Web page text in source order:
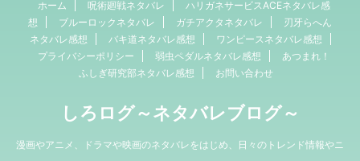
ホーム 呪術廻戦ネタバレ
ハリガネサービスACEネタバレ感
想
ブルーロックネタバレ ガチアクタネタバレ
刃牙らへん
ネタバレ感想
バキ道ネタバレ感想
ワンピースネタバレ感想
プライバシーポリシー
弱虫ペダルネタバレ感想
あつまれ！
ふしぎ研究部ネタバレ感想
お問い合わせ
しろログ～ネタバレブログ～
漫画やアニメ、ドラマや映画のネタバレをはじめ、日々のトレンド情報やニ